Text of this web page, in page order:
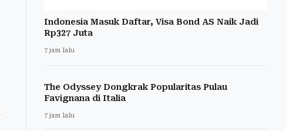
Indonesia Masuk Daftar, Visa Bond AS Naik Jadi
Rp327 Juta
7 jam lalu
The Odyssey Dongkrak Popularitas Pulau
Favignana di Italia
7 jam lalu